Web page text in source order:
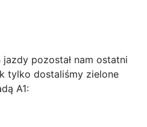
pozostał nam ostatni
tylko dostaliśmy zielone
A1: